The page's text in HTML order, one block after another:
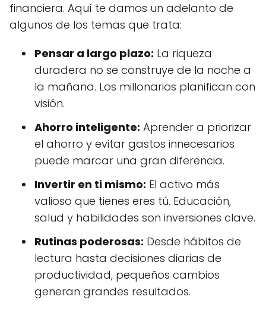
financiera. Aquí te damos un adelanto de
algunos de los temas que trata:
Pensar a largo plazo: La riqueza
duradera no se construye de la noche a
la mañana. Los millonarios planifican con
visión.
Ahorro inteligente: Aprender a priorizar
el ahorro y evitar gastos innecesarios
puede marcar una gran diferencia.
Invertir en ti mismo: El activo más
valioso que tienes eres tú. Educación,
salud y habilidades son inversiones clave.
Rutinas poderosas: Desde hábitos de
lectura hasta decisiones diarias de
productividad, pequeños cambios
generan grandes resultados.